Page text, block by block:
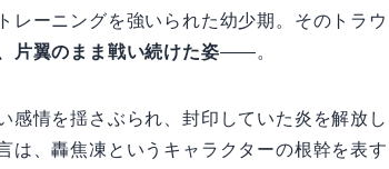
レーニングを強いられた幼少期。そのトラウ
片翼のまま戦い続けた姿——。
感情を揺さぶられ、封印していた炎を解放し
、轟焦凍というキャラクターの根幹を表す